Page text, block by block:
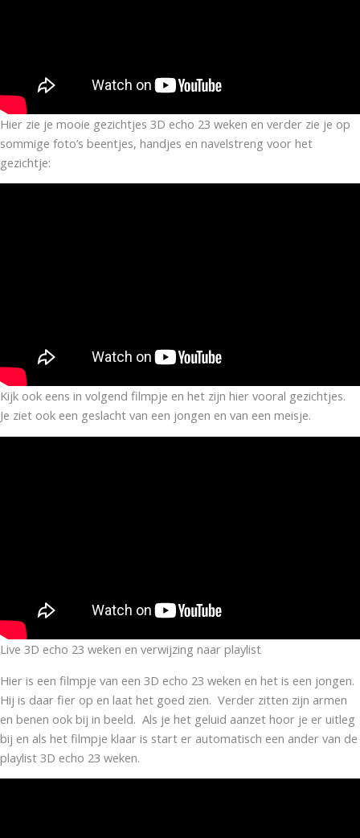
Hier zie je mooie gezichtjes 3D echo 23 weken en verder zie je op
sommige foto’s beentjes, handjes en navelstreng voor het
gezichtje:
Kijk ook eens in volgend filmpje en het zijn hier vooral gezichtjes.
Je ziet ook een geslacht van een jongen en van een meisje.
Live 3D echo 23 weken en verwijzing naar playlist
Hier is een filmpje van een 3D echo 23 weken en het is een jongen.
Hij is daar fier op en laat het goed zien. Verder zitten zijn armen
en benen ook bij in beeld. Als je het geluid aanzet hoor je er uitleg
bij en als het filmpje klaar is start er automatisch een ander van de
playlist 3D echo 23 weken.